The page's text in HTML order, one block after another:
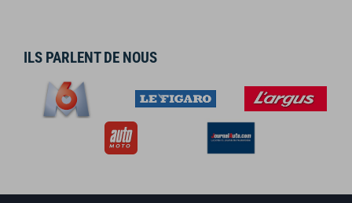
ILS PARLENT DE NOUS